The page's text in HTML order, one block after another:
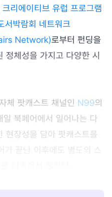
크리에이티브 유럽 프로그램
서박람회 네트워크
Network)로부터 펀딩을
정체성을 가지고 다양한 시
체 팟캐스트 채널인 N99의
북페어에서 일어나는 다
현장성을 담아 팟캐스트를
가 끝난 이후에도 별도의 스